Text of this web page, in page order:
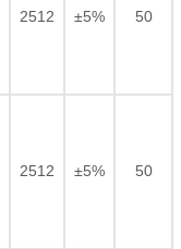
2512 ±5% 50
2512 ±5% 50